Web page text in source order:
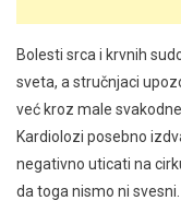
Bolesti srca i krvnih
sveta, a stručnjaci
već kroz male
Kardiolozi posebno
negativno uticati na
da toga nismo ni svesni.